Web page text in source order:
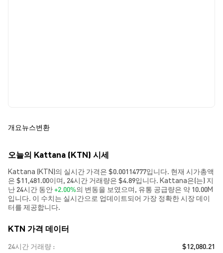
개요뉴스변환
오늘의 Kattana (KTN) 시세
Kattana (KTN)의 실시간 가격은 $0.00114777입니다. 현재 시가총액
은 $11,481.00이며, 24시간 거래량은 $4.89입니다. Kattana은(는) 지
난 24시간 동안+2.00%의 변동을 보였으며, 유통 공급량은 약 10.00M
입니다. 이 수치는 실시간으로 업데이트되어 가장 정확한 시장 데이
터를 제공합니다.
KTN 가격 데이터
24시간 거래량
$12,080.21